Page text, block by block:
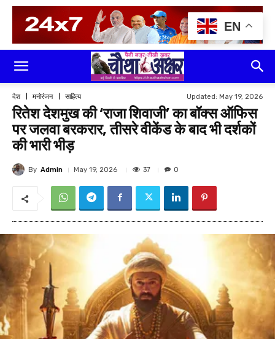
देश मनोरंजन साहित्य Updated: May 19, 2026
रितेश देशमुख की ‘राजा शिवाजी’ का बॉक्स ऑफिस
पर जलवा बरकरार, तीसरे वीकेंड के बाद भी दर्शकों
की भारी भीड़
By Admin May 19, 2026 37 0
EN